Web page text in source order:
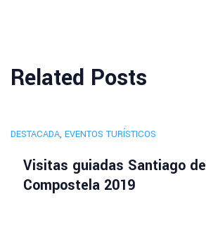
Related Posts
DESTACADA, EVENTOS TURÍSTICOS
Visitas guiadas Santiago de
Compostela 2019